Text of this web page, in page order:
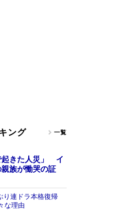
ング 一覧
起きた人災」 イ
族が慟哭の証
り連ドラ本格復帰
な理由